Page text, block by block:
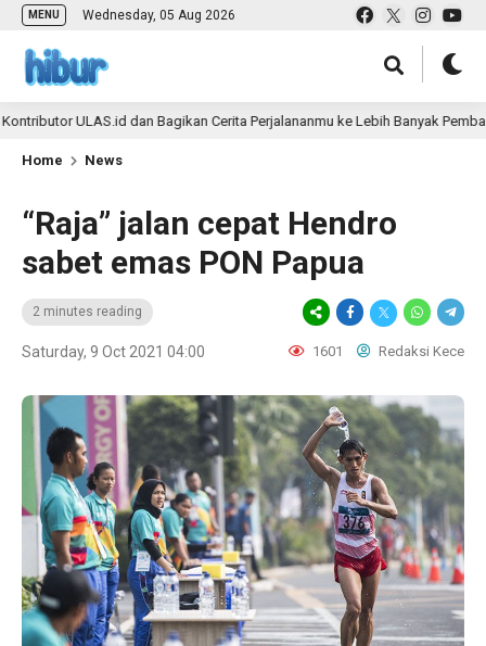
MENU Wednesday, 05 Aug 2026
ULAS.id dan Bagikan Cerita Perjalananmu ke Lebih Banyak Pembaca
Home News
“Raja” jalan cepat Hendro
sabet emas PON Papua
2 minutes reading
Saturday, 9 Oct 2021 04:00 1601 Redaksi Kece